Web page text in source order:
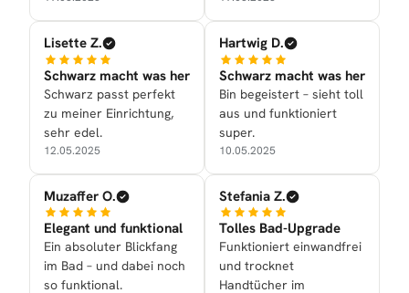
Lisette Z.
Schwarz macht was her
Schwarz passt perfekt
zu meiner Einrichtung,
sehr edel.
12.05.2025
Muzaffer O.
Elegant und funktional
Ein absoluter Blickfang
im Bad – und dabei noch
so funktional.
Hartwig D.
Schwarz macht was her
Bin begeistert – sieht toll
aus und funktioniert
super.
10.05.2025
Stefania Z.
Tolles Bad-Upgrade
Funktioniert einwandfrei
und trocknet
Handtücher im